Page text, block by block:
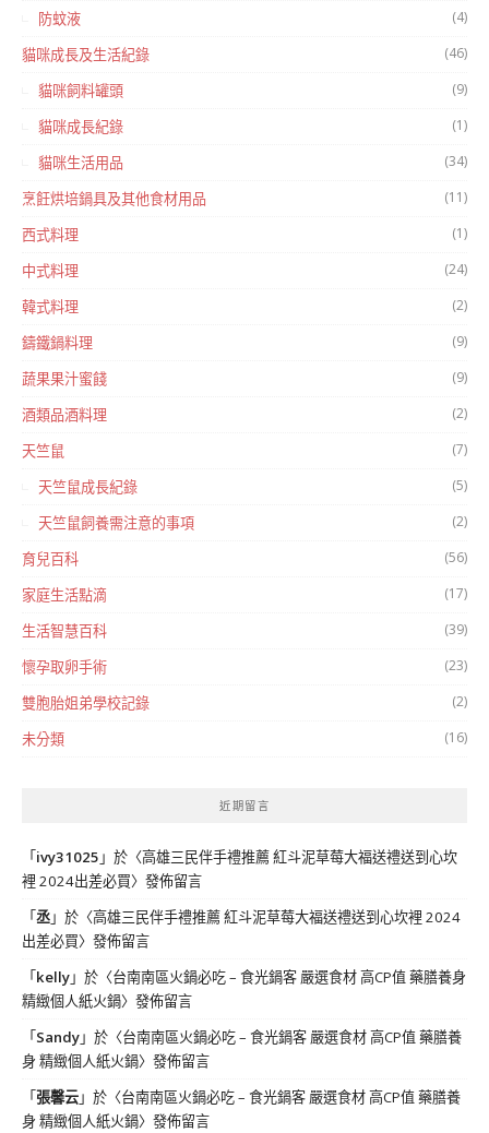
防蚊液 (4)
貓咪成長及生活紀錄 (46)
貓咪飼料罐頭 (9)
貓咪成長紀錄 (1)
貓咪生活用品 (34)
烹飪烘培鍋具及其他食材用品 (11)
西式料理 (1)
中式料理 (24)
韓式料理 (2)
鑄鐵鍋料理 (9)
蔬果果汁蜜餞 (9)
酒類品酒料理 (2)
天竺鼠 (7)
天竺鼠成長紀錄 (5)
天竺鼠飼養需注意的事項 (2)
育兒百科 (56)
家庭生活點滴 (17)
生活智慧百科 (39)
懷孕取卵手術 (23)
雙胞胎姐弟學校記錄 (2)
未分類 (16)
近期留言
「ivy31025 」於〈高雄三民伴手禮推薦 紅斗泥草莓大福送禮送到心坎
裡 2024出差必買〉發佈留言
「丞」於〈高雄三民伴手禮推薦 紅斗泥草莓大福送禮送到心坎裡 2024
出差必買〉發佈留言
「kelly」於〈台南南區火鍋必吃 – 食光鍋客 嚴選食材 高CP值 藥膳養身
精緻個人紙火鍋〉發佈留言
「Sandy」於〈台南南區火鍋必吃 – 食光鍋客 嚴選食材 高CP值 藥膳養
身 精緻個人紙火鍋〉發佈留言
「張馨云」於〈台南南區火鍋必吃 – 食光鍋客 嚴選食材 高CP值 藥膳養
身 精緻個人紙火鍋〉發佈留言